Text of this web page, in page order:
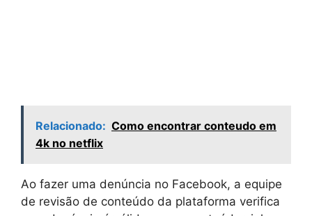
Relacionado: Como encontrar conteudo em
4k no netflix
Ao fazer uma denúncia no Facebook, a equipe
de revisão de conteúdo da plataforma verifica